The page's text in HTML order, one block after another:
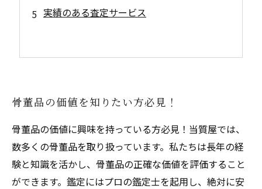
実績のある査定サービス
骨董品の価値を知りたい方必見！
骨董品の価値に興味を持っている方必見！当質屋では、
数多くの骨董品を取り扱っています。私たちは長年の経
験と知識を活かし、骨董品の正確な価値を評価すること
ができます。鑑定にはプロの鑑定士を起用し、絶対に安